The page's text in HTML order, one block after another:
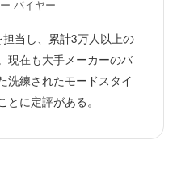
バイヤー
当し、累計3万人以上の
現在も大手メーカーのバ
洗練されたモードスタイ
に定評がある。